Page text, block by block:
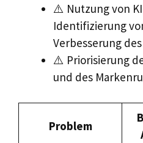
⚠️ Nutzung von
Identifizierung
Verbesserung
⚠️ Priorisierung
und des
Problem